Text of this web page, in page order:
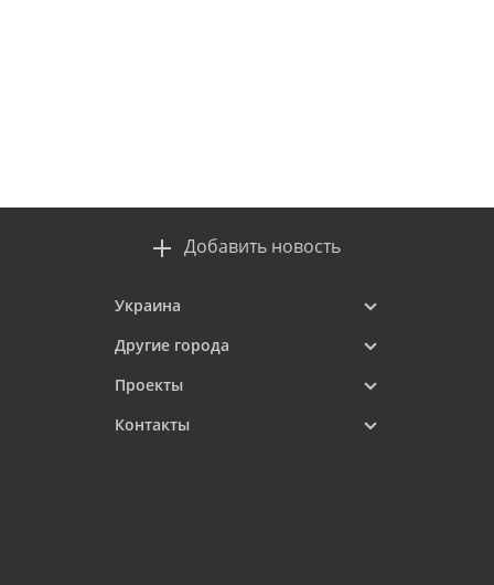
Добавить новость
Украина
Другие города
Проекты
Контакты